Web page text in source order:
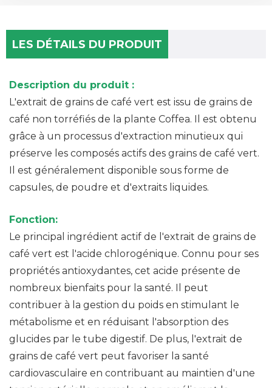
LES DÉTAILS DU PRODUIT
Description du produit :
L'extrait de grains de café vert est issu de grains de
café non torréfiés de la plante Coffea. Il est obtenu
grâce à un processus d'extraction minutieux qui
préserve les composés actifs des grains de café vert.
Il est généralement disponible sous forme de
capsules, de poudre et d'extraits liquides.
Fonction:
Le principal ingrédient actif de l'extrait de grains de
café vert est l'acide chlorogénique. Connu pour ses
propriétés antioxydantes, cet acide présente de
nombreux bienfaits pour la santé. Il peut
contribuer à la gestion du poids en stimulant le
métabolisme et en réduisant l'absorption des
glucides par le tube digestif. De plus, l'extrait de
grains de café vert peut favoriser la santé
cardiovasculaire en contribuant au maintien d'une